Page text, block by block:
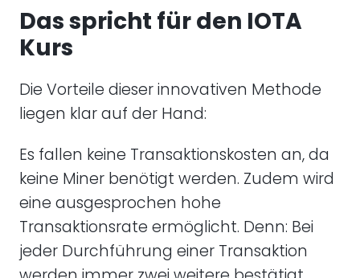
Das spricht für den IOTA
Kurs
Die Vorteile dieser innovativen Methode
liegen klar auf der Hand:
Es fallen keine Transaktionskosten an, da
keine Miner benötigt werden. Zudem wird
eine ausgesprochen hohe
Transaktionsrate ermöglicht. Denn: Bei
jeder Durchführung einer Transaktion